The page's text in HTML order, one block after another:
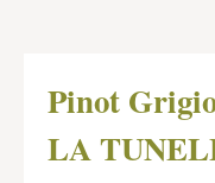
Pinot
LA